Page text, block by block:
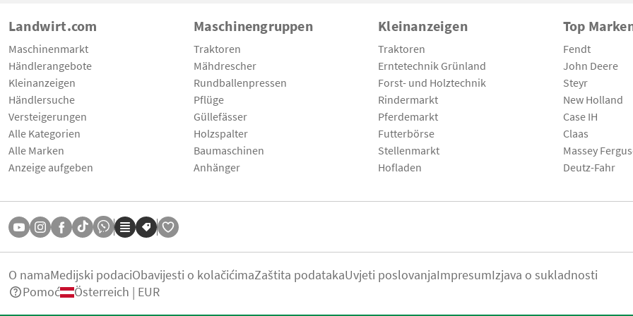
Landwirt.com
Maschinenmarkt
Händlerangebote
Kleinanzeigen
Händlersuche
Versteigerungen
Alle Kategorien
Alle Marken
Anzeige aufgeben
Maschinengruppen
Traktoren
Mähdrescher
Rundballenpressen
Pflüge
Güllefässer
Holzspalter
Baumaschinen
Anhänger
Kleinanzeigen
Traktoren
Erntetechnik Grünland
Forst- und Holztechnik
Rindermarkt
Pferdemarkt
Futterbörse
Stellenmarkt
Hofladen
Top
Fendt
John Deere
Steyr
New Holland
Case IH
Claas
Massey
Deutz-Fahr
O namaMedijski podaciObavijesti o kolačićimaZaštita podatakaUvjeti poslovanjaImpresumIzjava o sukladnosti
Pomoć
Österreich | EUR